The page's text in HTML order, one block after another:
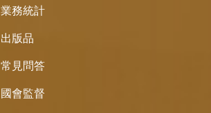
業務統計
出版品
常見問答
國會監督